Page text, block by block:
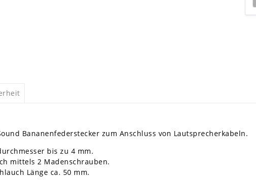
Bananenfederstecker zum Anschluss von Lautsprecherkabeln.
bis zu 4 mm.
mittels 2 Madenschrauben.
Länge ca. 50 mm.